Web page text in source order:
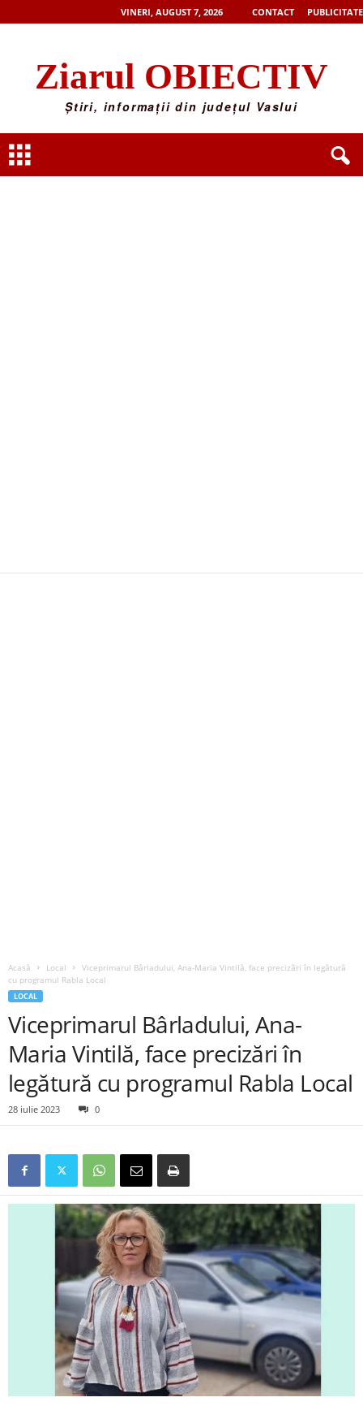
VINERI, AUGUST 7, 2026 CONTACT PUBLICITATE
Ziarul OBIECTIV
Știri, informații din județul Vaslui
Acasă Local
Viceprimarul Bârladului, Ana-Maria Vintilă, face precizări în legătură
cu programul Rabla Local
LOCAL
Viceprimarul Bârladului, Ana-
Maria Vintilă, face precizări în
legătură cu programul Rabla Local
28 iulie 2023 0